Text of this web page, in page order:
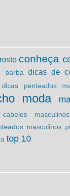
conheça
barba
dicas de
dicas penteados
moda
masculinos
masculinos
top 10